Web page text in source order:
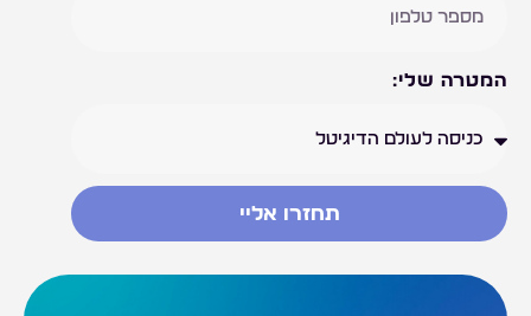
המטרה שלי:
תחזרו אליי